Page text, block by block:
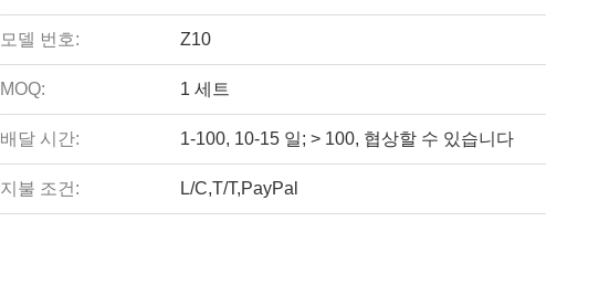
모델 번호: Z10
MOQ: 1 세트
배달 시간: 1-100, 10-15 일; > 100, 협상할 수 있습니다
지불 조건: L/C,T/T,PayPal